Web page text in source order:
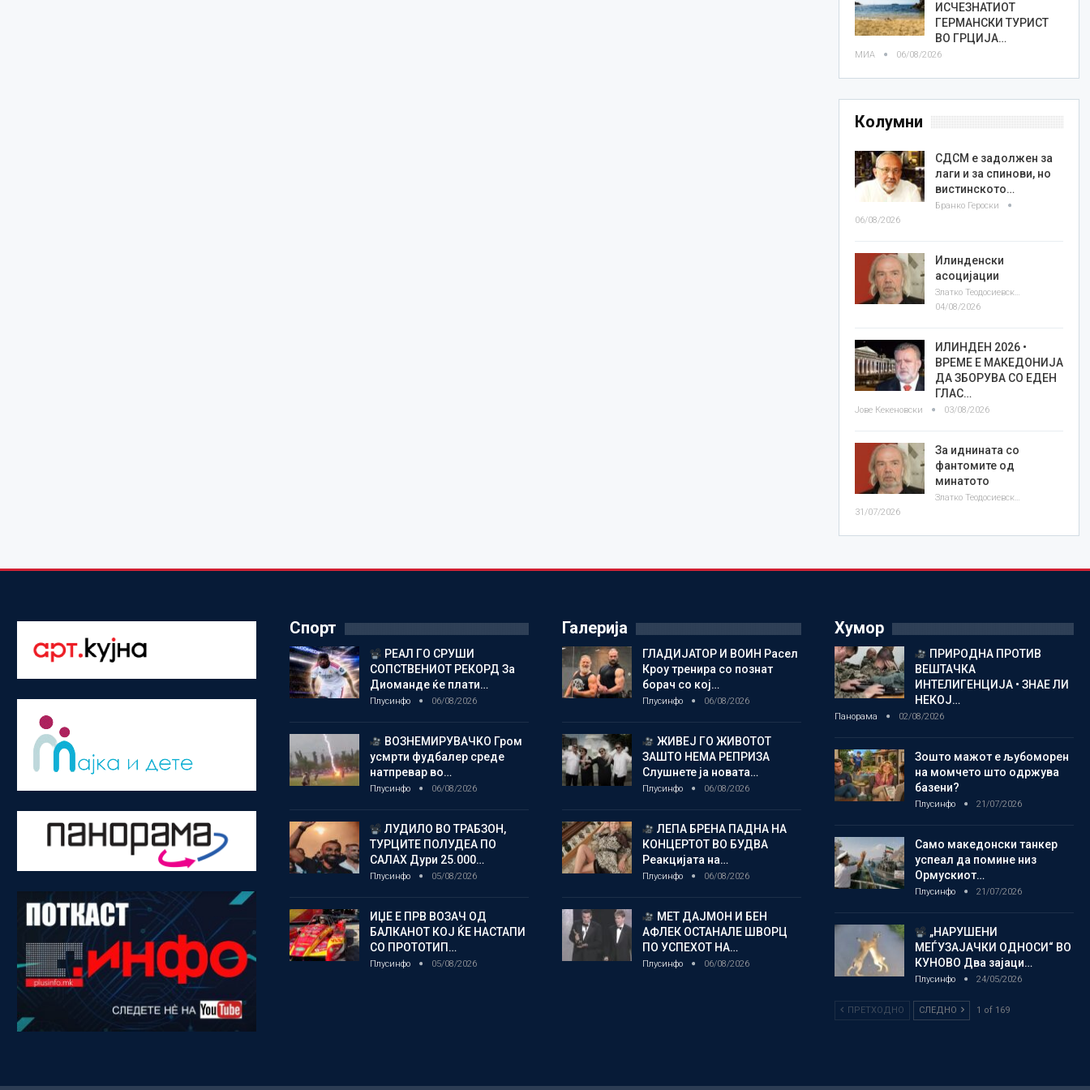
ИСЧЕЗНАТИОТ
ГЕРМАНСКИ ТУРИСТ
ВО ГРЦИЈА…
МИА 06/08/2026
Колумни
СДСМ е задолжен за
лаги и за спинови, но
вистинското…
Бранко Героски
06/08/2026
Илинденски
асоцијации
Златко Теодосиевски
04/08/2026
ИЛИНДЕН 2026 •
ВРЕМЕ Е МАКЕДОНИЈА
ДА ЗБОРУВА СО ЕДЕН
ГЛАС…
Јове Кекеновски 03/08/2026
За иднината со
фантомите од
минатото
Златко Теодосиевски
31/07/2026
Спорт
РЕАЛ ГО СРУШИ
СОПСТВЕНИОТ РЕКОРД За
Диоманде ќе плати…
Плусинфо 06/08/2026
ВОЗНЕМИРУВАЧКО Гром
усмрти фудбалер среде
натпревар во…
Плусинфо 06/08/2026
ЛУДИЛО ВО ТРАБЗОН,
ТУРЦИТЕ ПОЛУДЕА ПО
САЛАХ Дури 25.000…
Плусинфо 05/08/2026
ИЏЕ Е ПРВ ВОЗАЧ ОД
БАЛКАНОТ КОЈ ЌЕ НАСТАПИ
СО ПРОТОТИП…
Плусинфо 05/08/2026
Галерија
ГЛАДИЈАТОР И ВОИН Расел
Кроу тренира со познат
борач со кој…
Плусинфо 06/08/2026
ЖИВЕЈ ГО ЖИВОТОТ
ЗАШТО НЕМА РЕПРИЗА
Слушнете ја новата…
Плусинфо 06/08/2026
ЛЕПА БРЕНА ПАДНА НА
КОНЦЕРТОТ ВО БУДВА
Реакцијата на…
Плусинфо 06/08/2026
МЕТ ДАЈМОН И БЕН
АФЛЕК ОСТАНАЛЕ ШВОРЦ
ПО УСПЕХОТ НА…
Плусинфо 06/08/2026
Хумор
ПРИРОДНА ПРОТИВ
ВЕШТАЧКА
ИНТЕЛИГЕНЦИЈА • ЗНАЕ ЛИ
НЕКОЈ…
Панорама 02/08/2026
Зошто мажот е љубоморен
на момчето што одржува
базени?
Плусинфо 21/07/2026
Само македонски танкер
успеал да помине низ
Ормускиот…
Плусинфо 21/07/2026
„НАРУШЕНИ
МЕЃУЗАЈАЧКИ ОДНОСИ“ ВО
КУНОВО Два зајаци…
Плусинфо 24/05/2026
ПРЕТХОДНО СЛЕДНО 1 of 169